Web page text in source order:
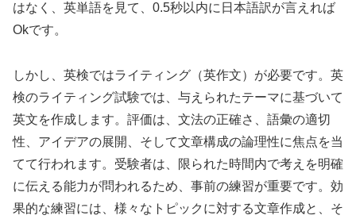
はなく、英単語を見て、0.5秒以内に日本語訳が言えれば
Okです。
しかし、英検ではライティング（英作文）が必要です。英
検のライティング試験では、与えられたテーマに基づいて
英文を作成します。評価は、文法の正確さ、語彙の適切
性、アイデアの展開、そして文章構成の論理性に焦点を当
てて行われます。受験者は、限られた時間内で考えを明確
に伝える能力が問われるため、事前の練習が重要です。効
果的な練習には、様々なトピックに対する文章作成と、そ